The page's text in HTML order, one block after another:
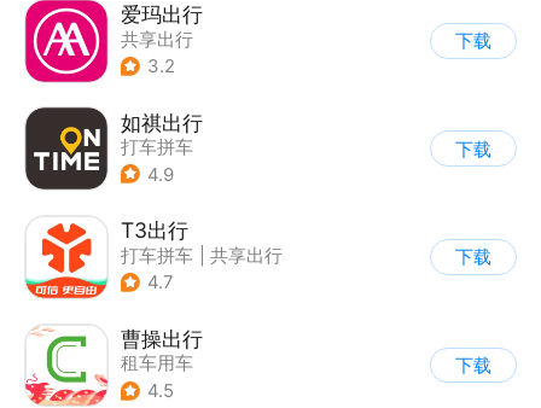
爱玛出行
共享出行
3.2
下载
如祺出行
打车拼车
4.9
下载
T3出行
打车拼车
共享出行
4.7
下载
曹操出行
租车用车
4.5
下载